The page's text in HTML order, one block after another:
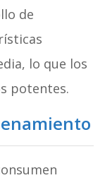
de
lo que los
potentes.